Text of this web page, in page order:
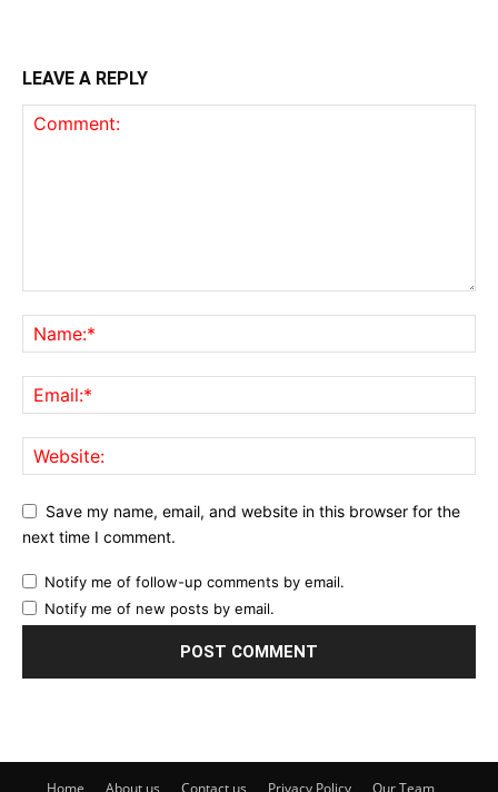
LEAVE A REPLY
Save my name, email, and website in this browser for the
next time I comment.
Notify me of follow-up comments by email.
Notify me of new posts by email.
Home About us Contact us Privacy Policy Our Team